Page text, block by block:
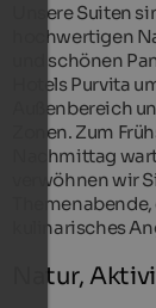
Unsere Suiten
hochwertigen
und schönen
Hotels Purvita
Außenbereich
Zonen. Zum
Nachmittag
verwöhnen wir
kulinarisches
Natur,